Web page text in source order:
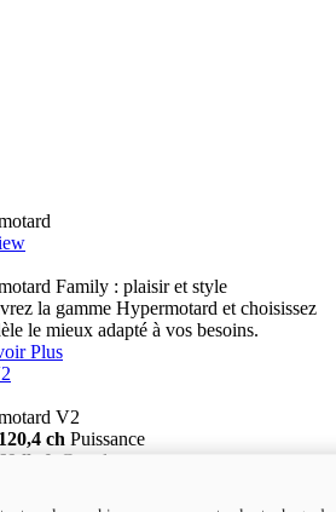
Family : plaisir et style
la gamme Hypermotard et choisissez
le mieux adapté à vos besoins.
Plus
V2
120,4 ch Puissance
69 lb-ft
Couple